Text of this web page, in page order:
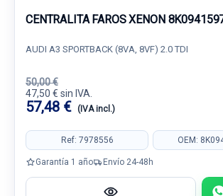
CENTRALITA FAROS XENON
AUDI A3 SPORTBACK (8VA, 8VF) 2.0 TDI
50,00 €
47,50 € sin IVA.
57,48 € (IVA incl.)
Ref: 7978556 OEM:
Garantía 1 año Envío 24-48h